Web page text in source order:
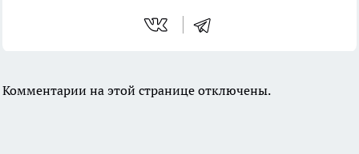
Комментарии на этой странице отключены.